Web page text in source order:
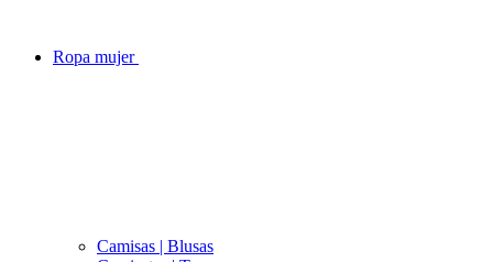
Ropa mujer
Camisas | Blusas